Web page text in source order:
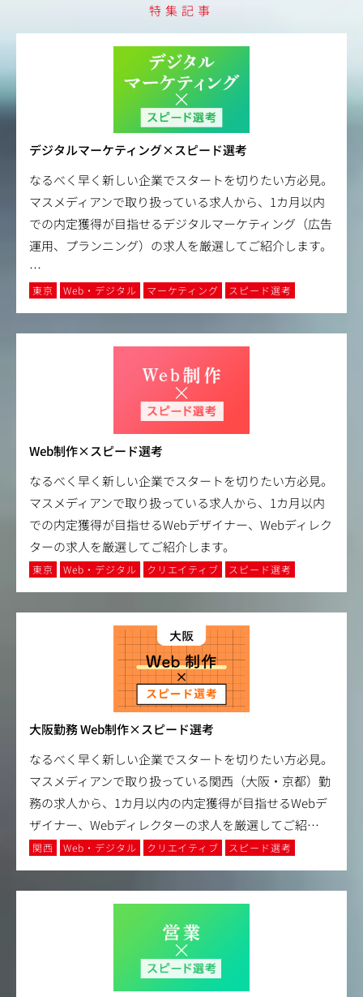
特集記事
デジタルマーケティング×スピード選考
なるべく早く新しい企業でスタートを切りたい方必見。
マスメディアンで取り扱っている求人から、1カ月以内
での内定獲得が目指せるデジタルマーケティング（広告
運用、プランニング）の求人を厳選してご紹介します。
…
東京 Web・デジタル マーケティング スピード選考
Web制作×スピード選考
なるべく早く新しい企業でスタートを切りたい方必見。
マスメディアンで取り扱っている求人から、1カ月以内
での内定獲得が目指せるWebデザイナー、Webディレク
ターの求人を厳選してご紹介します。
東京 Web・デジタル クリエイティブ スピード選考
大阪勤務 Web制作×スピード選考
なるべく早く新しい企業でスタートを切りたい方必見。
マスメディアンで取り扱っている関西（大阪・京都）勤
務の求人から、1カ月以内の内定獲得が目指せるWebデ
ザイナー、Webディレクターの求人を厳選してご紹…
関西 Web・デジタル クリエイティブ スピード選考